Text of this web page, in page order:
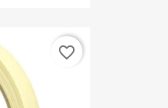
favorite_border